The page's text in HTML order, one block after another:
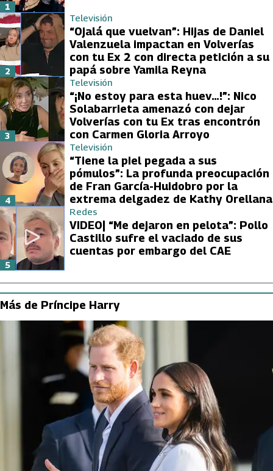
1
Televisión
“Ojalá que vuelvan”: Hijas de Daniel
Valenzuela impactan en Volverías
con tu Ex 2 con directa petición a su
papá sobre Yamila Reyna
2
Televisión
“¡No estoy para esta huev…!”: Nico
Solabarrieta amenazó con dejar
Volverías con tu Ex tras encontrón
con Carmen Gloria Arroyo
3
Televisión
“Tiene la piel pegada a sus
pómulos”: La profunda preocupación
de Fran García-Huidobro por la
extrema delgadez de Kathy Orellana
4
Redes
VIDEO| “Me dejaron en pelota”: Pollo
Castillo sufre el vaciado de sus
cuentas por embargo del CAE
5
Más de Príncipe Harry